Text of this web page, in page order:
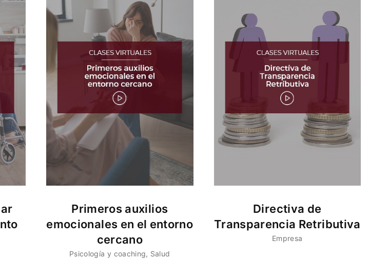
Primeros auxilios
emocionales en el entorno
cercano
Psicología y coaching Salud
Directiva de
Transparencia Retributiva
Empresa